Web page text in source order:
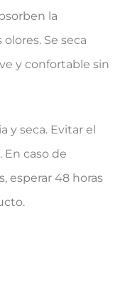
la
Se seca
y confortable sin
y seca. Evitar el
En caso de
esperar 48 horas